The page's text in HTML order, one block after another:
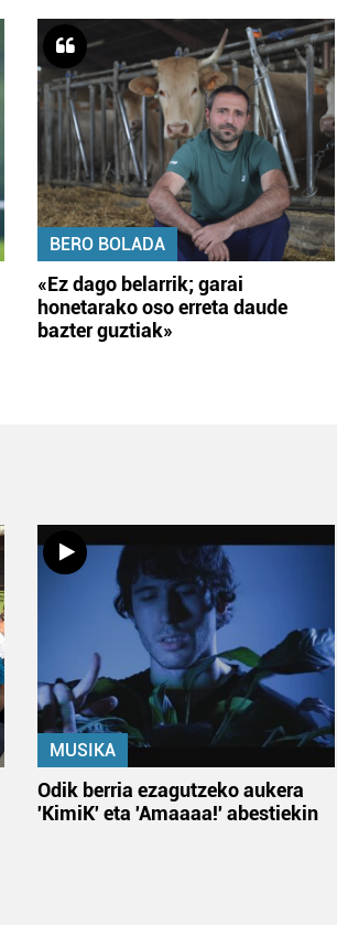
BERO BOLADA
«Ez dago belarrik; garai
honetarako oso erreta daude
bazter guztiak»
MUSIKA
Odik berria ezagutzeko aukera
'KimiK' eta 'Amaaaa!' abestiekin